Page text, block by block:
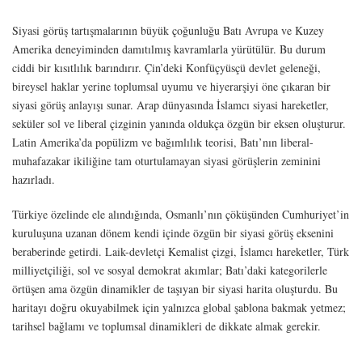
Siyasi görüş tartışmalarının büyük çoğunluğu Batı Avrupa ve Kuzey
Amerika deneyiminden damıtılmış kavramlarla yürütülür. Bu durum
ciddi bir kısıtlılık barındırır. Çin’deki Konfüçyüsçü devlet geleneği,
bireysel haklar yerine toplumsal uyumu ve hiyerarşiyi öne çıkaran bir
siyasi görüş anlayışı sunar. Arap dünyasında İslamcı siyasi hareketler,
seküler sol ve liberal çizginin yanında oldukça özgün bir eksen oluşturur.
Latin Amerika’da popülizm ve bağımlılık teorisi, Batı’nın liberal-
muhafazakar ikiliğine tam oturtulamayan siyasi görüşlerin zeminini
hazırladı.
Türkiye özelinde ele alındığında, Osmanlı’nın çöküşünden Cumhuriyet’in
kuruluşuna uzanan dönem kendi içinde özgün bir siyasi görüş eksenini
beraberinde getirdi. Laik-devletçi Kemalist çizgi, İslamcı hareketler, Türk
milliyetçiliği, sol ve sosyal demokrat akımlar; Batı’daki kategorilerle
örtüşen ama özgün dinamikler de taşıyan bir siyasi harita oluşturdu. Bu
haritayı doğru okuyabilmek için yalnızca global şablona bakmak yetmez;
tarihsel bağlamı ve toplumsal dinamikleri de dikkate almak gerekir.